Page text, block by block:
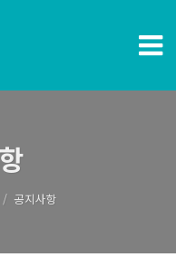
공지사항